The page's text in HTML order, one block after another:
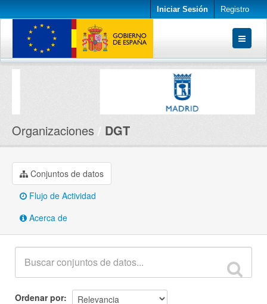
Iniciar Sesión Registro
Conjuntos de datos
Organizaciones DGT
Conjuntos de datos
Flujo de Actividad
Acerca de
Ordenar por